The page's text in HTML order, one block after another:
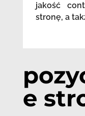
jakość
stronę, a
e